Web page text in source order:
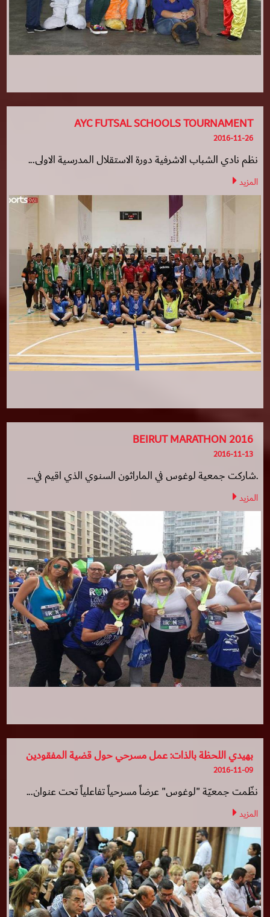
AYC FUTSAL SCHOOLS TOURNAMENT
2016-11-26
نظم نادي الشباب الاشرفية دورة الاستقلال المدرسية الاولى...
المزيد
BEIRUT MARATHON 2016
2016-11-13
.شاركت جمعية لوغوس في الماراثون السنوي الذي اقيم في...
المزيد
بهيدي اللحظة بالذات: عمل مسرحي حول قضية المفقودين
2016-11-09
نظّمت جمعيّة "لوغوس" عرضاً مسرحياً تفاعلياً تحت عنوان...
المزيد